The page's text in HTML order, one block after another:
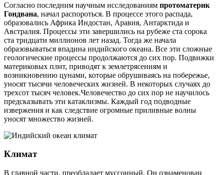
Согласно последним научным исследованиям протоматерик
Гондвана, начал распороться. В процессе этого распада,
образовались Африка Индостан, Аравия, Антарктида и
Австралия. Процессы эти завершились на рубеже ста сорока
ста тридцати миллионов лет назад. Тогда же начала
образовываться впадина индийского океана. Все эти сложные
геологические процессы продолжаются до сих пор. Подвижки
материковых плит, приводят к землетрясениям и
возникновению цунами, которые обрушиваясь на побережье,
уносят тысячи человеческих жизней. В некоторых случаях до
трехсот тысяч человек.Человечество до сих пор не научилось
предсказывать эти катаклизмы. Каждый год подводные
извержения и как следствие огромные приливные волны
уносят множество жизней.
Климат
В главной части, преобладает муссонный. Он ознаменован